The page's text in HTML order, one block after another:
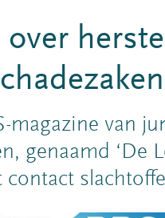
over
magazine van
genaamd ‘De